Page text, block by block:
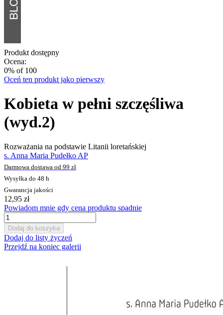
Produkt dostępny
Ocena:
0% of 100
Oceń ten produkt jako pierwszy
Kobieta w pełni szczęśliwa
(wyd.2)
Rozważania na podstawie Litanii loretańskiej
s. Anna Maria Pudełko AP
Darmowa dostawa od 99 zł
Wysyłka do 48 h
Gwarancja jakości
12,95 zł
Powiadom mnie gdy cena produktu spadnie
Dodaj do koszyka
Dodaj do listy życzeń
Przejdź na koniec galerii